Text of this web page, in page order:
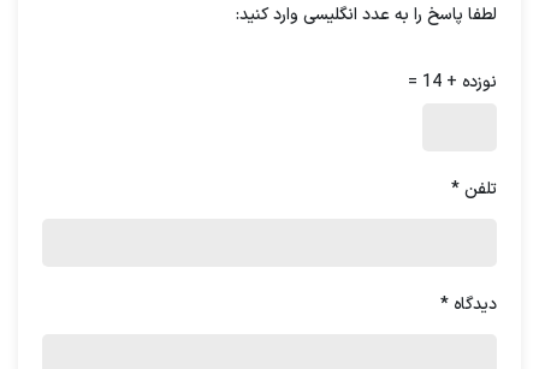
نحوه مدیریت کارکنان با تجربه و مسن
دیدگاه‌هایشان برای شما ارزشمند است. این امر
لطفا پاسخ را به عدد انگلیسی وارد کنید:
نوزده + 14 =
تلفن*
دیدگاه *